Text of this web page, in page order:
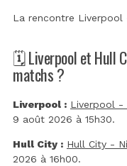
La rencontre Liverpool
🗓️ Liverpool et Hull
matchs ?
Liverpool : Liverpool -
9 août 2026 à 15h30.
Hull City : Hull City -
2026 à 16h00.